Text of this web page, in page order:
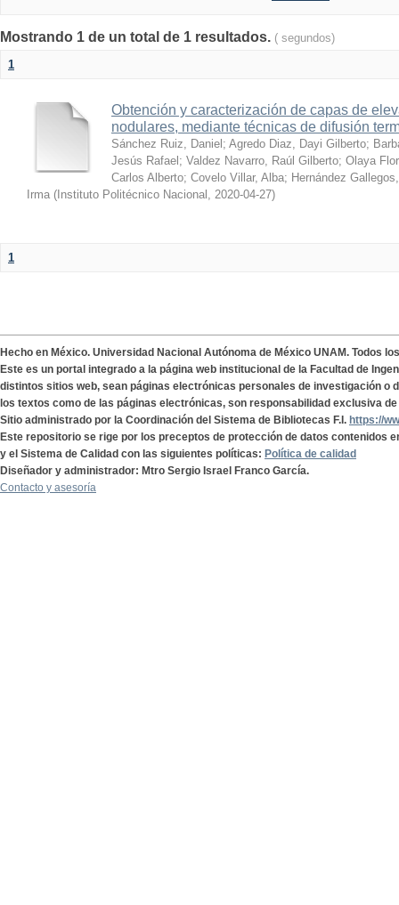
Mostrando 1 de un total de 1 resultados. ( segundos)
1
Obtención y caracterización de capas de
nodulares, mediante técnicas de difusión
Sánchez Ruiz, Daniel ; Agredo Diaz, Dayi Gilberto;
Jesús Rafael ; Valdez Navarro, Raúl Gilberto; Olaya
Carlos Alberto; Covelo Villar, Alba; Hernández
Irma ( Instituto Politécnico Nacional , 2020-04-27)
1
Hecho en México. Universidad Nacional Autónoma de México UNAM. Todos
Este es un portal integrado a la página web institucional de la Facultad de
distintos sitios web, sean páginas electrónicas personales de investigación o
los textos como de las páginas electrónicas, son responsabilidad exclusiva
Sitio administrado por la Coordinación del Sistema de Bibliotecas F.I. https://
Este repositorio se rige por los preceptos de protección de datos contenidos
y el Sistema de Calidad con las siguientes políticas: Política de calidad
Diseñador y administrador: Mtro Sergio Israel Franco García.
Contacto y asesoría